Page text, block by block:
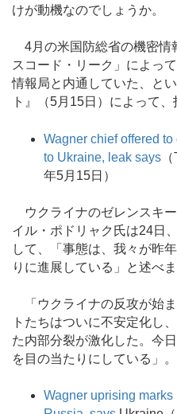
けが動機なのでしょうか。
4月の米国防総省の機密情
スコード・リーク」によっ
情報局と内通していた、と
ト』（5月15日）によって、
Wagner chief offered
to Ukraine, leak says
年5月15日）
ウクライナのゼレンスキ
イル・ポドリャク氏は24日
して、「事態は、我々が昨
りに進展している」と述べま
「ウクライナの反攻が始
トたちはついに不安定化し
た内部分裂が激化した。今
を目の当たりにしている」。
Wagner uprising